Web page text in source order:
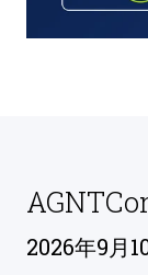
2026年9月